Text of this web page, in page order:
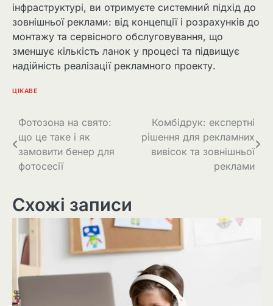
інфраструктурі, ви отримуєте системний підхід до
зовнішньої реклами: від концепції і розрахунків до
монтажу та сервісного обслуговування, що
зменшує кількість ланок у процесі та підвищує
надійність реалізації рекламного проекту.
ЦІКАВЕ
Навігація
записів
Фотозона на свято:
що це таке і як
замовити бенер для
фотосесії
Комбідрук: експертні
рішення для рекламних
вивісок та зовнішньої
реклами
Схожі записи